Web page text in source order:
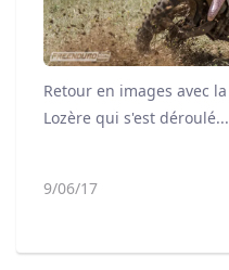
Retour en images avec
Lozère qui s'est déroulé...
9/06/17